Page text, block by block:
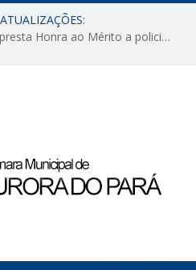
Câmara de Aurora do Pará presta Honra ao Mérito a policiais militares em sessão marcada por reconhecimento e emoção